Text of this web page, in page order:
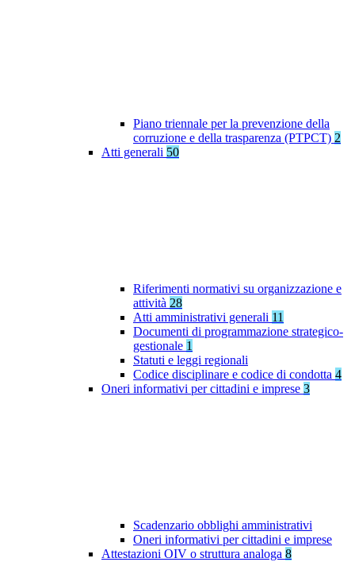
Piano triennale per la prevenzione della
corruzione e della trasparenza (PTPCT) 2
Atti generali 50
Riferimenti normativi su organizzazione e
attività 28
Atti amministrativi generali 11
Documenti di programmazione strategico-
gestionale 1
Statuti e leggi regionali
Codice disciplinare e codice di condotta 4
Oneri informativi per cittadini e imprese 3
Scadenzario obblighi amministrativi
Oneri informativi per cittadini e imprese
Attestazioni OIV o struttura analoga 8